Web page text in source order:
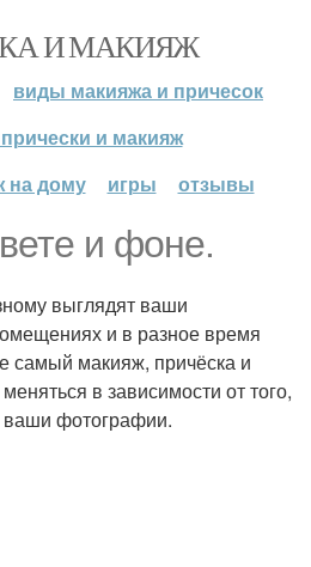
И МАКИЯЖ
виды макияжа и причесок
и макияж
на дому
игры отзывы
и фоне.
выглядят ваши
и в разное время
самый макияж, причёска и
в зависимости от того,
фотографии.